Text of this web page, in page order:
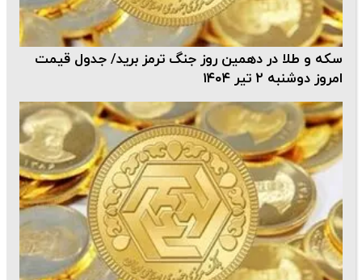
سکه و طلا در دهمین روز جنگ ترمز برید/ جدول قیمت
امروز دوشنبه ۲ تیر ۱۴۰۴